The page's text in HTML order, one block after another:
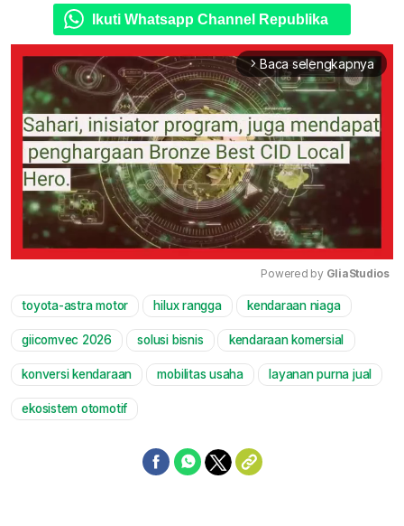
Ikuti Whatsapp Channel Republika
arrow_forward_ios Baca selengkapnya
Mute
Powered by GliaStudios
toyota-astra motor hilux rangga kendaraan niaga
giicomvec 2026 solusi bisnis kendaraan komersial
konversi kendaraan mobilitas usaha layanan purna jual
ekosistem otomotif